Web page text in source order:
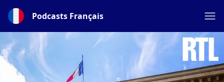
Podcasts Français